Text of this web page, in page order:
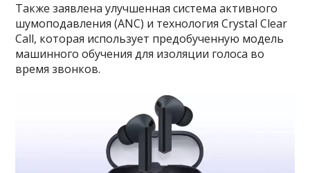
Также заявлена улучшенная система активного
шумоподавления (ANC) и технология Crystal Clear
Call, которая использует предобученную модель
машинного обучения для изоляции голоса во
время звонков.